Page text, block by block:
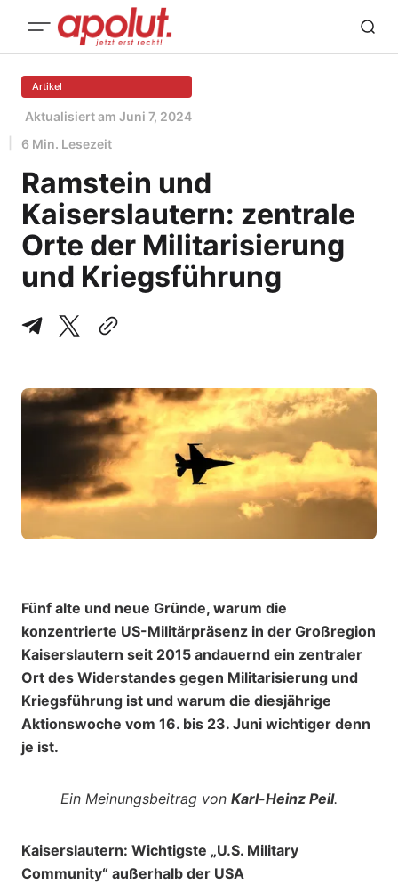
Artikel
Aktualisiert am Juni 7, 2024
6 Min. Lesezeit
Ramstein und
Kaiserslautern: zentrale
Orte der Militarisierung
und Kriegsführung
Fünf alte und neue Gründe, warum die
konzentrierte US-Militärpräsenz in der Großregion
Kaiserslautern seit 2015 andauernd ein zentraler
Ort des Widerstandes gegen Militarisierung und
Kriegsführung ist und warum die diesjährige
Aktionswoche vom 16. bis 23. Juni wichtiger denn
je ist.
Ein Meinungsbeitrag von Karl-Heinz Peil.
Kaiserslautern: Wichtigste „U.S. Military
Community“ außerhalb der USA